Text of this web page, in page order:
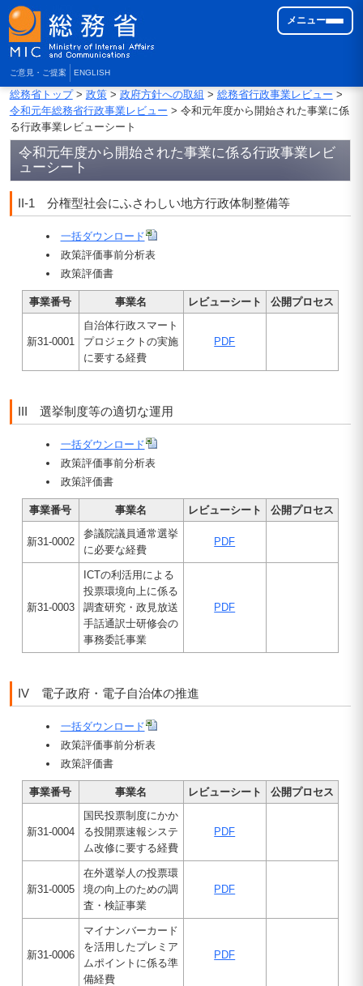
ご意見・ご提案 ENGLISH
メニュー
総務省トップ> 政策> 政府方針への取組 > 総務省行政事業レビュー >
令和元年総務省行政事業レビュー > 令和元年度から開始された事業に係
る行政事業レビューシート
令和元年度から開始された事業に係る行政事業レビ
ューシート
II-1 分権型社会にふさわしい地方行政体制整備等
一括ダウンロード
政策評価事前分析表
政策評価書
事業番号 事業名 レビューシート 公開プロセス
新31-0001
自治体行政スマート
プロジェクトの実施
に要する経費
PDF
III 選挙制度等の適切な運用
一括ダウンロード
政策評価事前分析表
政策評価書
事業番号 事業名 レビューシート 公開プロセス
新31-0002
参議院議員通常選挙
に必要な経費
PDF
新31-0003
ICTの利活用による
投票環境向上に係る
調査研究・政見放送
手話通訳士研修会の
事務委託事業
PDF
IV 電子政府・電子自治体の推進
一括ダウンロード
政策評価事前分析表
政策評価書
事業番号 事業名 レビューシート 公開プロセス
新31-0004
国民投票制度にかか
る投開票速報システ
ム改修に要する経費
PDF
新31-0005
在外選挙人の投票環
境の向上のための調
査・検証事業
PDF
新31-0006
マイナンバーカード
を活用したプレミア
ムポイントに係る準
備経費
PDF